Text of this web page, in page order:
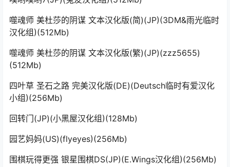
噬魂师 美杜莎的阴谋 文本汉化版(简)(JP)(3DM&雨光临时
汉化组)(512Mb)
噬魂师 美杜莎的阴谋 文本汉化版(繁)(JP)(zzz5655)
(512Mb)
四叶草 圣石之路 完美汉化版(DE)(Deutsch临时有爱汉化
小组)(256Mb)
回转门(JP)(小黑屋汉化组)(128Mb)
园艺妈妈(US)(flyeyes)(256Mb)
围棋玩得更强 银星围棋DS(JP)(E.Wings汉化组)(256Mb)